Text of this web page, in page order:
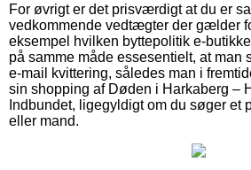
For øvrigt er det prisværdigt at du er
vedkommende vedtægter der gælder
eksempel hvilken byttepolitik e-
på samme måde essesentielt, at man
e-mail kvittering, således man i
sin shopping af Døden i Harkaberg –
Indbundet, ligegyldigt om du søger et
eller mand.